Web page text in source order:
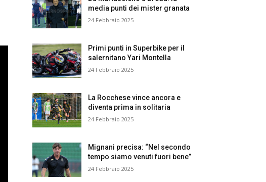
media punti dei mister granata
24 Febbraio 2025
Primi punti in Superbike per il
salernitano Yari Montella
24 Febbraio 2025
La Rocchese vince ancora e
diventa prima in solitaria
24 Febbraio 2025
Mignani precisa: “Nel secondo
tempo siamo venuti fuori bene”
24 Febbraio 2025